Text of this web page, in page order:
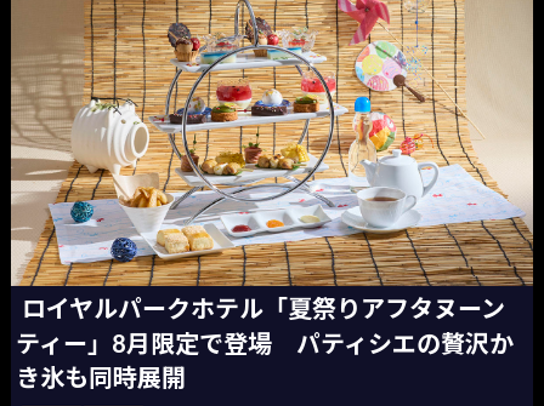
ロイヤルパークホテル「夏祭りアフタヌーン
ティー」8月限定で登場 パティシエの贅沢か
き氷も同時展開